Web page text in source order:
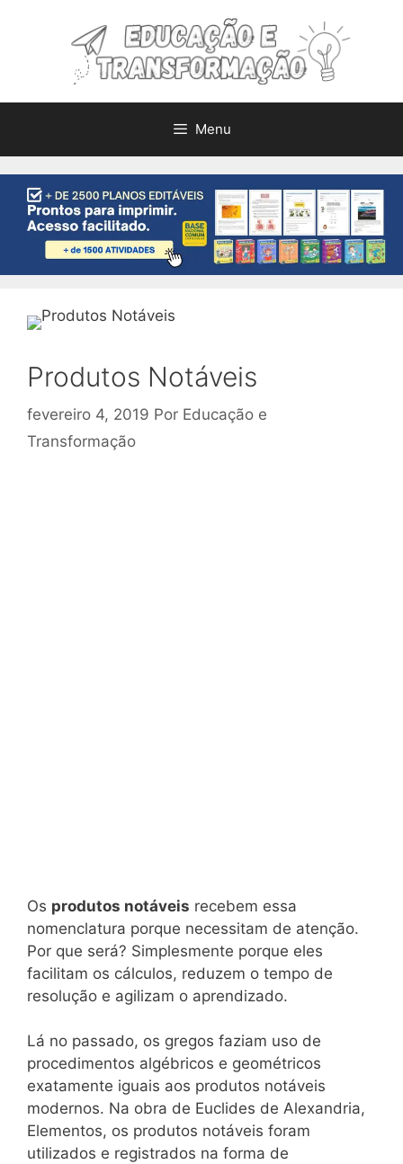
Menu
Produtos Notáveis
fevereiro 4, 2019 Por Educação e
Transformação
Os produtos notáveis recebem essa
nomenclatura porque necessitam de atenção.
Por que será? Simplesmente porque eles
facilitam os cálculos, reduzem o tempo de
resolução e agilizam o aprendizado.
Lá no passado, os gregos faziam uso de
procedimentos algébricos e geométricos
exatamente iguais aos produtos notáveis
modernos. Na obra de Euclides de Alexandria,
Elementos, os produtos notáveis foram
utilizados e registrados na forma de